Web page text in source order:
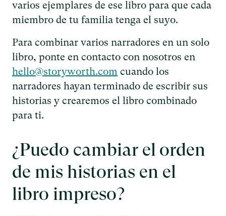
varios ejemplares de ese libro para que cada
miembro de tu familia tenga el suyo.
Para combinar varios narradores en un solo
libro, ponte en contacto con nosotros en
hello@storyworth.com cuando los
narradores hayan terminado de escribir sus
historias y crearemos el libro combinado
para ti.
¿Puedo cambiar el orden
de mis historias en el
libro impreso?